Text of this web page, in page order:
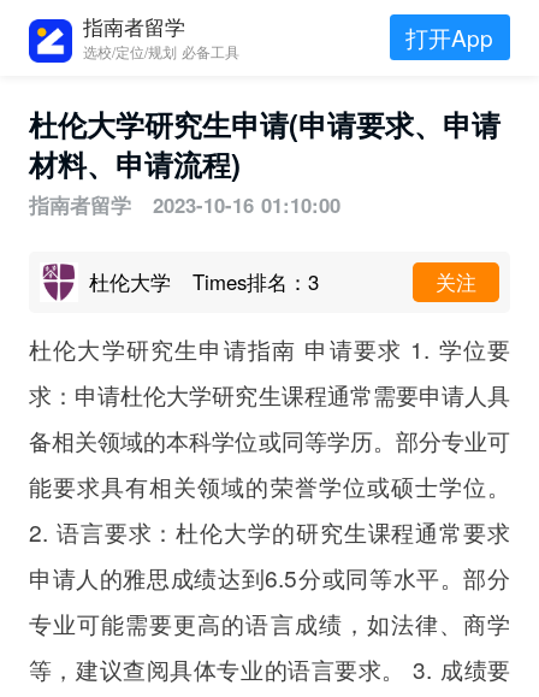
指南者留学
选校/定位/规划 必备工具 打开App
杜伦大学研究生申请(申请要求、申请
材料、申请流程)
指南者留学 2023-10-16 01:10:00
杜伦大学 Times排名：3 关注
杜伦大学研究生申请指南 申请要求 1. 学位要
求：申请杜伦大学研究生课程通常需要申请人具
备相关领域的本科学位或同等学历。部分专业可
能要求具有相关领域的荣誉学位或硕士学位。
2. 语言要求：杜伦大学的研究生课程通常要求
申请人的雅思成绩达到6.5分或同等水平。部分
专业可能需要更高的语言成绩，如法律、商学
等，建议查阅具体专业的语言要求。 3. 成绩要